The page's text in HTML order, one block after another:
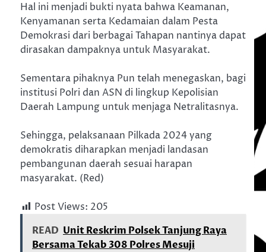
Hal ini menjadi bukti nyata bahwa Keamanan,
Kenyamanan serta Kedamaian dalam Pesta
Demokrasi dari berbagai Tahapan nantinya dapat
dirasakan dampaknya untuk Masyarakat.
Sementara pihaknya Pun telah menegaskan, bagi
institusi Polri dan ASN di lingkup Kepolisian
Daerah Lampung untuk menjaga Netralitasnya.
Sehingga, pelaksanaan Pilkada 2024 yang
demokratis diharapkan menjadi landasan
pembangunan daerah sesuai harapan
masyarakat. (Red)
Post Views: 205
READ Unit Reskrim Polsek Tanjung Raya
Bersama Tekab 308 Polres Mesuji